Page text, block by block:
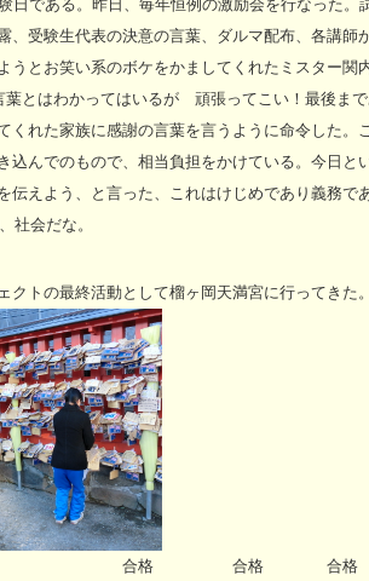
日である。昨日、毎年恒例の激励会を行なった
、受験生代表の決意の言葉、ダルマ配布、各講
うとお笑い系のボケをかましてくれたミスター関
はわかってはいるが 頑張ってこい！最後まで
れた家族に感謝の言葉を言うように命令した。
込んでのもので、相当負担をかけている。今日と
伝えよう、と言った、これはけじめであり義務で
社会だな。
クトの最終活動として榴ヶ岡天満宮に行ってきた。
格 合格